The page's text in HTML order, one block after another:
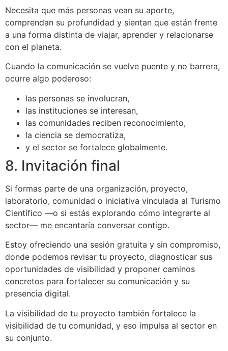
Necesita que más personas vean su aporte,
comprendan su profundidad y sientan que están frente
a una forma distinta de viajar, aprender y relacionarse
con el planeta.
Cuando la comunicación se vuelve puente y no barrera,
ocurre algo poderoso:
las personas se involucran,
las instituciones se interesan,
las comunidades reciben reconocimiento,
la ciencia se democratiza,
y el sector se fortalece globalmente.
8. Invitación final
Si formas parte de una organización, proyecto,
laboratorio, comunidad o iniciativa vinculada al Turismo
Científico —o si estás explorando cómo integrarte al
sector— me encantaría conversar contigo.
Estoy ofreciendo una sesión gratuita y sin compromiso,
donde podemos revisar tu proyecto, diagnosticar sus
oportunidades de visibilidad y proponer caminos
concretos para fortalecer su comunicación y su
presencia digital.
La visibilidad de tu proyecto también fortalece la
visibilidad de tu comunidad, y eso impulsa al sector en
su conjunto.